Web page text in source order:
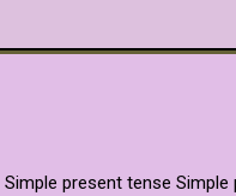
present tense